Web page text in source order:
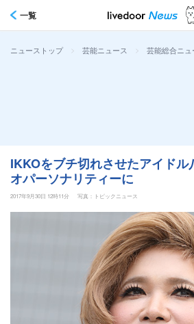
一覧
ニューストップ > 芸能ニュース > 芸能総合ニュ
IKKOをブチ切れさせたアイドル
オパーソナリティーに
2017年9月30日 12時11分
写真：トピックニュース